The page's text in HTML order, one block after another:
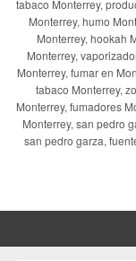
tabaco Monterrey,
Monterrey, humo
Monterrey, hookah
Monterrey,
Monterrey, fumar en
tabaco Monterrey,
Monterrey, fumadores
Monterrey, san pedro
san pedro garza,